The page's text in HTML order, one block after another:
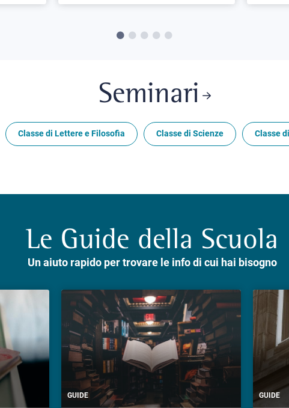
Seminari
Classe di Lettere e Filosofia Classe di Scienze Classe
Le Guide della Scuola
Un aiuto rapido per trovare le info di cui hai bisogno
GUIDE GUIDE